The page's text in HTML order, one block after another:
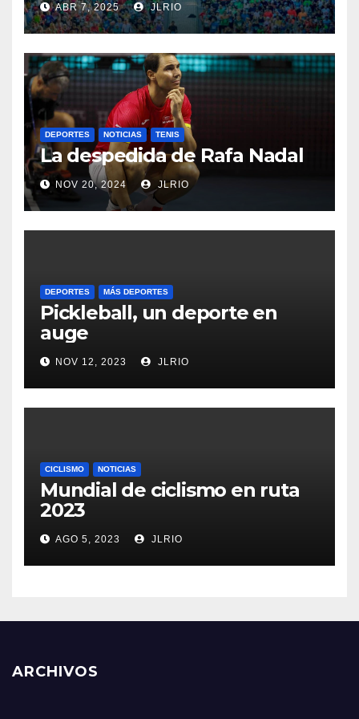
ABR 7, 2025 JLRIO
DEPORTES NOTICIAS TENIS
La despedida de Rafa Nadal
NOV 20, 2024 JLRIO
DEPORTES MÁS DEPORTES
Pickleball, un deporte en
auge
NOV 12, 2023 JLRIO
CICLISMO NOTICIAS
Mundial de ciclismo en ruta
2023
AGO 5, 2023 JLRIO
ARCHIVOS